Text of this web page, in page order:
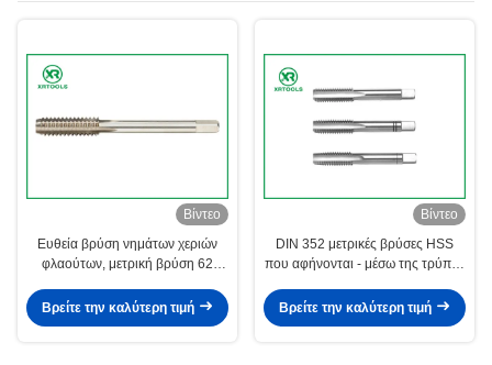
Βίντεο
Ευθεία βρύση νημάτων χεριών
φλαούτων, μετρική βρύση 62
σκληρότητα 66HRC
Βρείτε την καλύτερη τιμή
Βίντεο
DIN 352 μετρικές βρύσες HSS
που αφήνονται - μέσω της τρύπας
Βρείτε την καλύτερη τιμή